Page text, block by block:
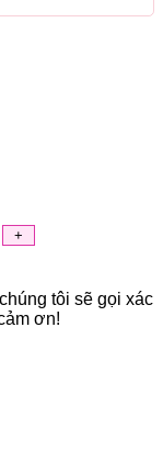
tôi sẽ gọi xác
ơn!